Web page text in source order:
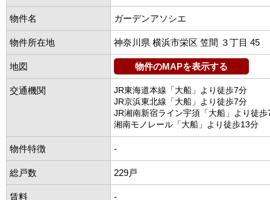
物件名 ガーデンアソシエ
物件所在地 神奈川県 横浜市栄区 笠間 ３丁目 45
地図 物件のMAPを表示する
交通機関
JR東海道本線「大船」より徒歩7分
JR京浜東北線「大船」より徒歩7分
JR湘南新宿ライン宇須「大船」より徒歩
湘南モノレール「大船」より徒歩13分
物件特徴 -
総戸数 229戸
賃料 -